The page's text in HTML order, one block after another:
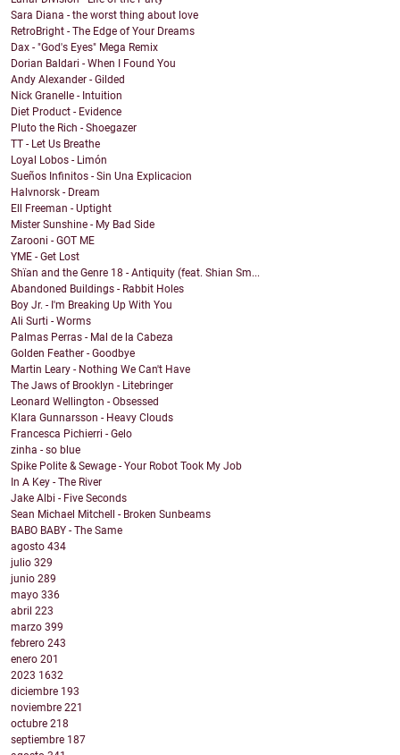
Sara Diana - the worst thing about love
RetroBright - The Edge of Your Dreams
Dax - "God's Eyes" Mega Remix
Dorian Baldari - When I Found You
Andy Alexander - Gilded
Nick Granelle - Intuition
Diet Product - Evidence
Pluto the Rich - Shoegazer
TT - Let Us Breathe
Loyal Lobos - Limón
Sueños Infinitos - Sin Una Explicacion
Halvnorsk - Dream
Ell Freeman - Uptight
Mister Sunshine - My Bad Side
Zarooni - GOT ME
YME - Get Lost
Shïan and the Genre 18 - Antiquity (feat. Shian Sm...
Abandoned Buildings - Rabbit Holes
Boy Jr. - I'm Breaking Up With You
Ali Surti - Worms
Palmas Perras - Mal de la Cabeza
Golden Feather - Goodbye
Martin Leary - Nothing We Can't Have
The Jaws of Brooklyn - Litebringer
Leonard Wellington - Obsessed
Klara Gunnarsson - Heavy Clouds
Francesca Pichierri - Gelo
zinha - so blue
Spike Polite & Sewage - Your Robot Took My Job
In A Key - The River
Jake Albi - Five Seconds
Sean Michael Mitchell - Broken Sunbeams
BABO BABY - The Same
agosto 434
julio 329
junio 289
mayo 336
abril 223
marzo 399
febrero 243
enero 201
2023 1632
diciembre 193
noviembre 221
octubre 218
septiembre 187